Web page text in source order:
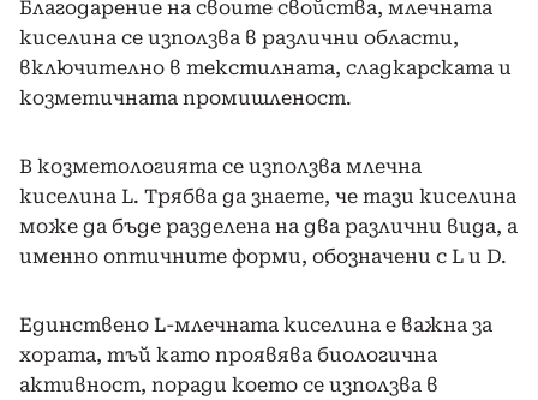
Благодарение на своите свойства, млечната
киселина се използва в различни области,
включително в текстилната, сладкарската и
козметичната промишленост.
В козметологията се използва млечна
киселина L. Трябва да знаете, че тази киселина
може да бъде разделена на два различни вида, а
именно оптичните форми, обозначени с L и D.
Единствено L-млечната киселина е важна за
хората, тъй като проявява биологична
активност, поради което се използва в